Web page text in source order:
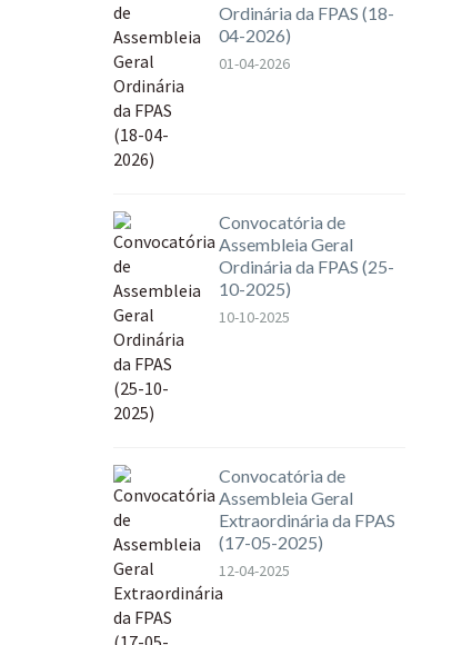
Ordinária da FPAS (18-
04-2026)
01-04-2026
Convocatória de
Assembleia Geral
Ordinária da FPAS (25-
10-2025)
10-10-2025
Convocatória de
Assembleia Geral
Extraordinária da FPAS
(17-05-2025)
12-04-2025